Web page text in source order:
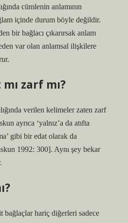
cümlenin anlamının
içinde durum böyle değildir.
bir bağlacı çıkarırsak anlam
var olan anlamsal ilişkilere
zarf mı?
verilen kelimeler zaten zarf
ayrıca ‘yalnız’a da atıfta
gibi bir edat olarak da
1992: 300]. Aynı şey bekar
bağlaçlar hariç diğerleri sadece